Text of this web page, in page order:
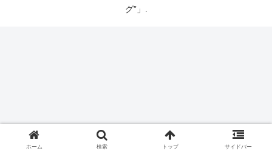
グ”」.
ホーム 検索 トップ サイドバー